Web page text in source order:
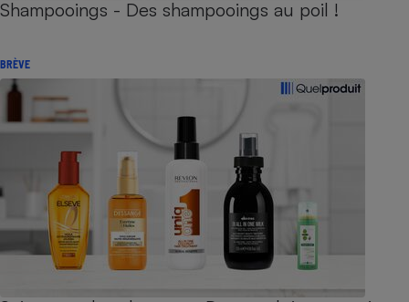
Shampooings - Des shampooings au poil !
BRÈVE